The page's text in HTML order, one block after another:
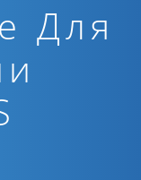
Для